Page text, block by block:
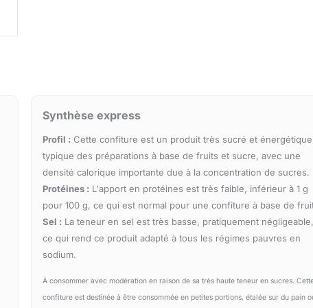
Synthèse express
Profil : Cette confiture est un produit très sucré et
typique des préparations à base de fruits et sucre, avec une
densité calorique importante due à la concentration de sucres.
Protéines : L'apport en protéines est très faible, inférieur à 1 g
pour 100 g, ce qui est normal pour une confiture à base de
Sel : La teneur en sel est très basse, pratiquement
ce qui rend ce produit adapté à tous les régimes pauvres en
sodium.
À consommer avec modération en raison de sa très haute teneur en sucres.
confiture est destinée à être consommée en petites portions, étalée sur du pain